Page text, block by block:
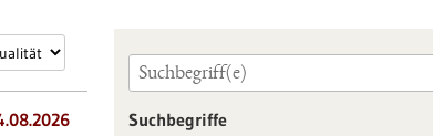
Suchbegriffe